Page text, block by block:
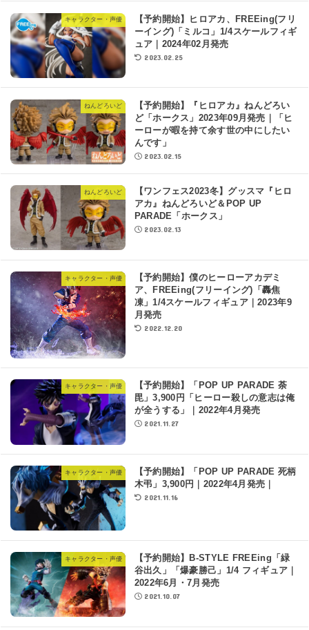
キャラクター・声優
【予約開始】ヒロアカ、FREEing(フリ
ーイング)「ミルコ」1/4スケールフィギ
ュア｜2024年02月発売
2023.02.25
ねんどろいど
【予約開始】『ヒロアカ』ねんどろい
ど「ホークス」2023年09月発売｜「ヒ
ーローが暇を持て余す世の中にしたい
んです」
2023.02.15
ねんどろいど
【ワンフェス2023冬】グッスマ『ヒロ
アカ』ねんどろいど＆POP UP
PARADE「ホークス」
2023.02.13
キャラクター・声優
【予約開始】僕のヒーローアカデミ
ア、FREEing(フリーイング)「轟焦
凍」1/4スケールフィギュア｜2023年9
月発売
2022.12.20
キャラクター・声優
【予約開始】「POP UP PARADE 荼
毘」3,900円「ヒーロー殺しの意志は俺
が全うする」｜2022年4月発売
2021.11.27
キャラクター・声優
【予約開始】「POP UP PARADE 死柄
木弔」3,900円｜2022年4月発売｜
2021.11.16
キャラクター・声優
【予約開始】B-STYLE FREEing「緑
谷出久」「爆豪勝己」1/4 フィギュア｜
2022年6月・7月発売
2021.10.07